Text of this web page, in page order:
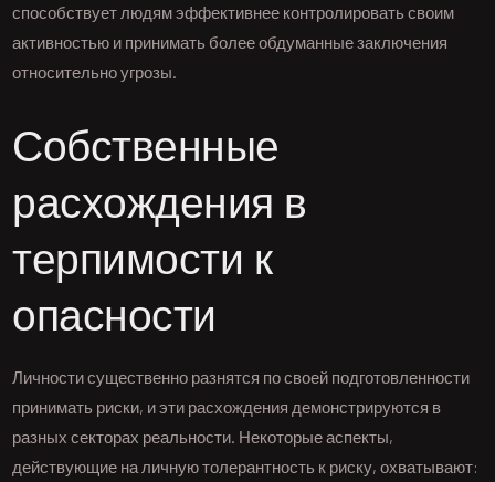
способствует людям эффективнее контролировать своим
активностью и принимать более обдуманные заключения
относительно угрозы.
Собственные
расхождения в
терпимости к
опасности
Личности существенно разнятся по своей подготовленности
принимать риски, и эти расхождения демонстрируются в
разных секторах реальности. Некоторые аспекты,
действующие на личную толерантность к риску, охватывают: